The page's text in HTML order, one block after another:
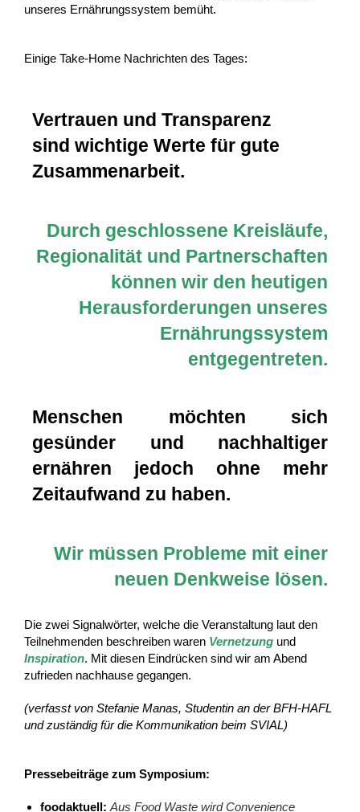
unseres Ernährungssystem bemüht.
Einige Take-Home Nachrichten des Tages:
Vertrauen und Transparenz
sind wichtige Werte für gute
Zusammenarbeit.
Durch geschlossene Kreisläufe,
Regionalität und Partnerschaften
können wir den heutigen
Herausforderungen unseres
Ernährungssystem
entgegentreten.
Menschen möchten sich
gesünder und nachhaltiger
ernähren jedoch ohne mehr
Zeitaufwand zu haben.
Wir müssen Probleme mit einer
neuen Denkweise lösen.
Die zwei Signalwörter, welche die Veranstaltung laut den
Teilnehmenden beschreiben waren Vernetzung und
Inspiration. Mit diesen Eindrücken sind wir am Abend
zufrieden nachhause gegangen.
(verfasst von Stefanie Manas, Studentin an der BFH-HAFL
und zuständig für die Kommunikation beim SVIAL)
Pressebeiträge zum Symposium:
foodaktuell: Aus Food Waste wird Convenience